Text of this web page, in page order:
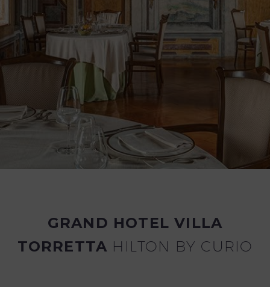
GRAND HOTEL VILLA
TORRETTA HILTON BY CURIO